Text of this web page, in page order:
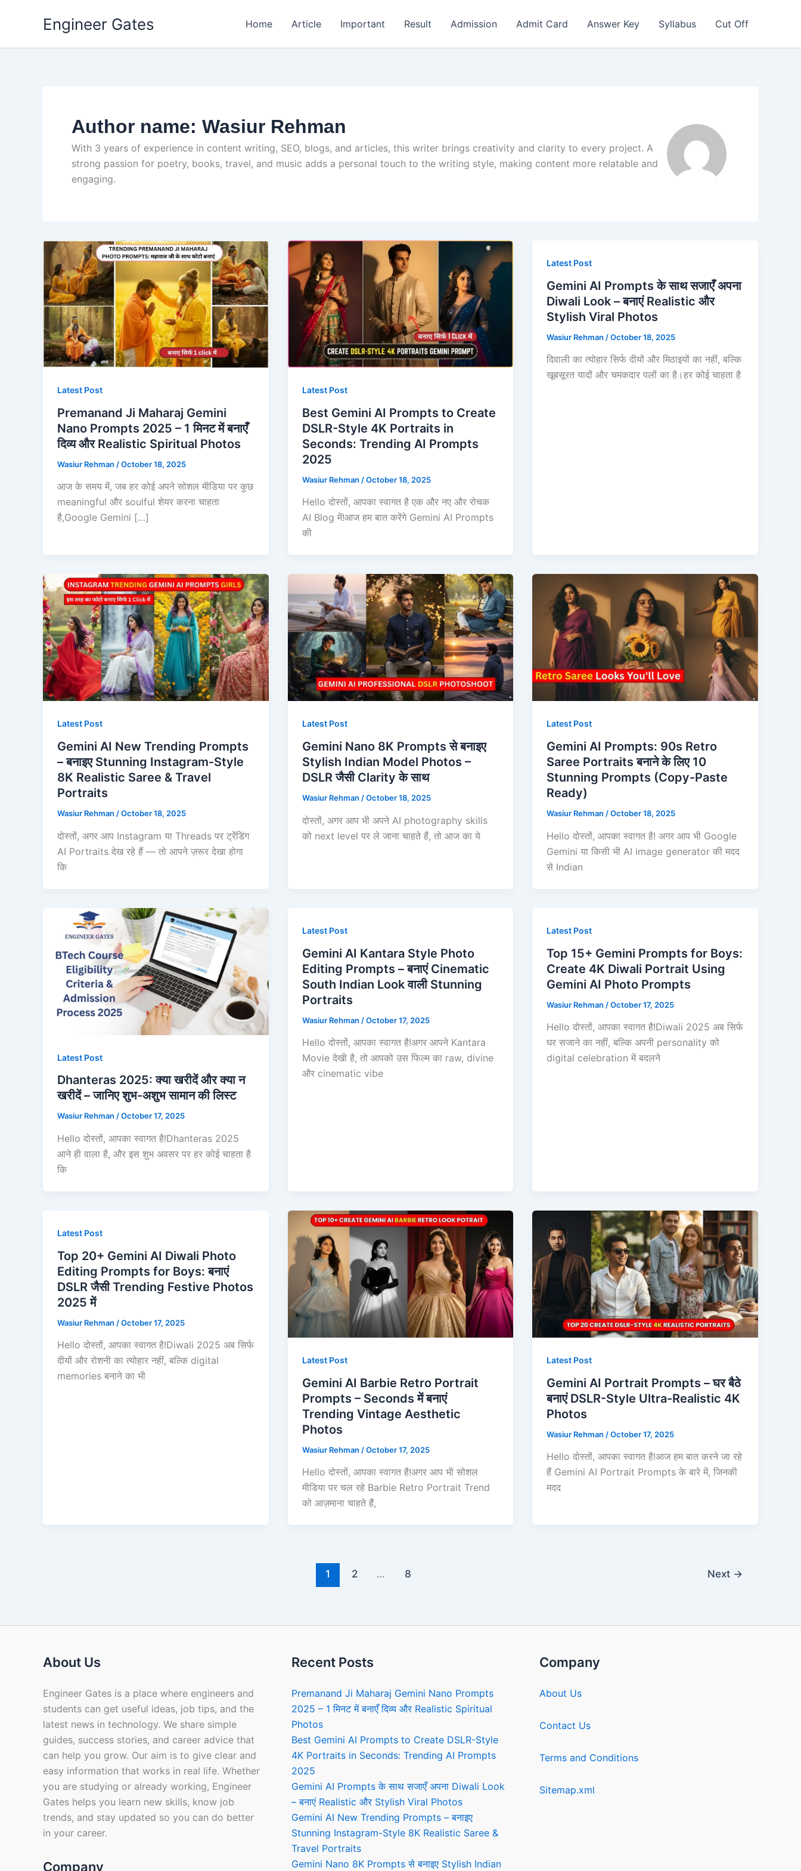
Skip
Engineer Gates Home Article Important Result Admission Admit Card Answer Key Syllabus Cut Off
Author name: Wasiur Rehman
With 3 years of experience in content writing, SEO, blogs, and articles, this writer brings creativity and clarity to every project. A
strong passion for poetry, books, travel, and music adds a personal touch to the writing style, making content more relatable and
engaging.
Latest Post
Premanand Ji Maharaj Gemini
Nano Prompts 2025 – 1 मिनट में बनाएँ
दिव्य और Realistic Spiritual Photos
Wasiur Rehman /October 18, 2025
आज के समय में, जब हर कोई अपने सोशल मीडिया पर कुछ
meaningful और soulful शेयर करना चाहता
है,Google Gemini […]
Latest Post
Best Gemini AI Prompts to Create
DSLR-Style 4K Portraits in
Seconds: Trending AI Prompts
2025
Wasiur Rehman /October 18, 2025
Hello दोस्तों, आपका स्वागत है एक और नए और रोचक
AI Blog में!आज हम बात करेंगे Gemini AI Prompts
की
Latest Post
Gemini AI Prompts के साथ सजाएँ अपना
Diwali Look – बनाएं Realistic और
Stylish Viral Photos
Wasiur Rehman /October 18, 2025
दिवाली का त्योहार सिर्फ दीयों और मिठाइयों का नहीं, बल्कि
खूबसूरत यादों और चमकदार पलों का है।हर कोई चाहता है
Latest Post
Gemini AI New Trending Prompts
– बनाइए Stunning Instagram-Style
8K Realistic Saree & Travel
Portraits
Wasiur Rehman /October 18, 2025
दोस्तों, अगर आप Instagram या Threads पर ट्रेंडिंग
AI Portraits देख रहे हैं — तो आपने ज़रूर देखा होगा
कि
Latest Post
Gemini Nano 8K Prompts से बनाइए
Stylish Indian Model Photos –
DSLR जैसी Clarity के साथ
Wasiur Rehman /October 18, 2025
दोस्तों, अगर आप भी अपने AI photography skills
को next level पर ले जाना चाहते हैं, तो आज का ये
Latest Post
Gemini AI Prompts: 90s Retro
Saree Portraits बनाने के लिए 10
Stunning Prompts (Copy-Paste
Ready)
Wasiur Rehman /October 18, 2025
Hello दोस्तों, आपका स्वागत है! अगर आप भी Google
Gemini या किसी भी AI image generator की मदद
से Indian
Latest Post
Dhanteras 2025: क्या खरीदें और क्या न
खरीदें – जानिए शुभ-अशुभ सामान की लिस्ट
Wasiur Rehman /October 17, 2025
Hello दोस्तों, आपका स्वागत है!Dhanteras 2025
आने ही वाला है, और इस शुभ अवसर पर हर कोई चाहता है
कि
Latest Post
Gemini AI Kantara Style Photo
Editing Prompts – बनाएं Cinematic
South Indian Look वाली Stunning
Portraits
Wasiur Rehman /October 17, 2025
Hello दोस्तों, आपका स्वागत है!अगर आपने Kantara
Movie देखी है, तो आपको उस फिल्म का raw, divine
और cinematic vibe
Latest Post
Top 15+ Gemini Prompts for Boys:
Create 4K Diwali Portrait Using
Gemini AI Photo Prompts
Wasiur Rehman /October 17, 2025
Hello दोस्तों, आपका स्वागत है!Diwali 2025 अब सिर्फ
घर सजाने का नहीं, बल्कि अपनी personality को
digital celebration में बदलने
Latest Post
Top 20+ Gemini AI Diwali Photo
Editing Prompts for Boys: बनाएं
DSLR जैसी Trending Festive Photos
2025 में
Wasiur Rehman /October 17, 2025
Hello दोस्तों, आपका स्वागत है!Diwali 2025 अब सिर्फ
दीयों और रोशनी का त्योहार नहीं, बल्कि digital
memories बनाने का भी
Latest Post
Gemini AI Barbie Retro Portrait
Prompts – Seconds में बनाएं
Trending Vintage Aesthetic
Photos
Wasiur Rehman /October 17, 2025
Hello दोस्तों, आपका स्वागत है!अगर आप भी सोशल
मीडिया पर चल रहे Barbie Retro Portrait Trend
को आज़माना चाहते हैं,
Latest Post
Gemini AI Portrait Prompts – घर बैठे
बनाएं DSLR-Style Ultra-Realistic 4K
Photos
Wasiur Rehman /October 17, 2025
Hello दोस्तों, आपका स्वागत है!आज हम बात करने जा रहे
हैं Gemini AI Portrait Prompts के बारे में, जिनकी
मदद
1 2 … 8 Next →
About Us
Engineer Gates is a place where engineers and
students can get useful ideas, job tips, and the
latest news in technology. We share simple
guides, success stories, and career advice that
can help you grow. Our aim is to give clear and
easy information that works in real life. Whether
you are studying or already working, Engineer
Gates helps you learn new skills, know job
trends, and stay updated so you can do better
in your career.
Company
Recent Posts
Premanand Ji Maharaj Gemini Nano Prompts
2025 – 1 मिनट में बनाएँ दिव्य और Realistic Spiritual
Photos
Best Gemini AI Prompts to Create DSLR-Style
4K Portraits in Seconds: Trending AI Prompts
2025
Gemini AI Prompts के साथ सजाएँ अपना Diwali Look
– बनाएं Realistic और Stylish Viral Photos
Gemini AI New Trending Prompts – बनाइए
Stunning Instagram-Style 8K Realistic Saree &
Travel Portraits
Gemini Nano 8K Prompts से बनाइए Stylish Indian
Company
About Us
Contact Us
Terms and Conditions
Sitemap.xml